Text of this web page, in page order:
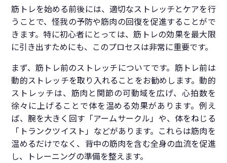
筋トレを始める前後には、適切なストレッチとケアを行
うことで、怪我の予防や筋肉の回復を促進することがで
きます。特に初心者にとっては、筋トレの効果を最大限
に引き出すためにも、このプロセスは非常に重要です。
まず、筋トレ前のストレッチについてです。筋トレ前は
動的ストレッチを取り入れることをお勧めします。動的
ストレッチは、筋肉と関節の可動域を広げ、心拍数を
徐々に上げることで体を温める効果があります。例え
ば、腕を大きく回す「アームサークル」や、体をねじる
「トランクツイスト」などがあります。これらは筋肉を
温めるだけでなく、背中の筋肉を含む全身の血流を促進
し、トレーニングの準備を整えます。